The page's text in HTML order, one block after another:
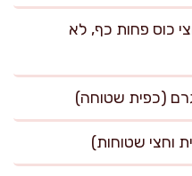
– 45 גרם (חצי כוס פחות כף, לא